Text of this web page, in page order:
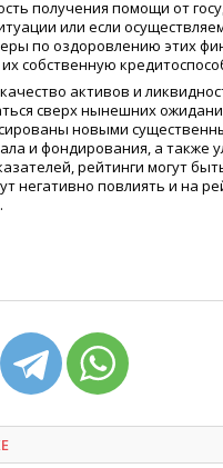
получения помощи от
или если
по оздоровлению этих
собственную
активов и
сверх нынешних
новыми
и фондирования, а также
рейтинги могут
негативно повлиять и на